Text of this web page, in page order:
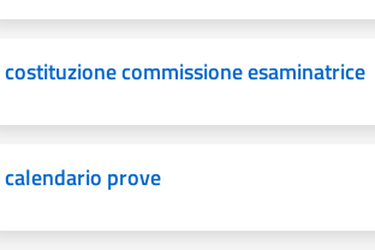
costituzione commissione esaminatrice
calendario prove